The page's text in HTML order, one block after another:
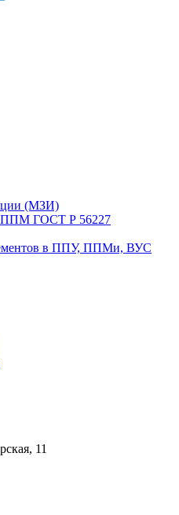
(МЗИ)
ППМ ГОСТ Р 56227
в ППУ, ППМи, ВУС
11